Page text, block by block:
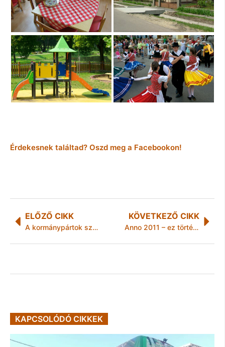
Érdekesnek találtad? Oszd meg a Facebookon!
ELŐZŐ CIKK
A kormánypártok szégyene az egyházügyi törvény
KÖVETKEZŐ CIKK
Anno 2011 – ez történt augusztusban Kazincbarcikán
KAPCSOLÓDÓ CIKKEK